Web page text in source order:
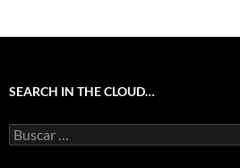
SEARCH IN THE CLOUD…
Buscar: